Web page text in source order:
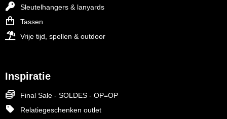
Sleutelhangers & lanyards
Tassen
Vrije tijd, spellen & outdoor
Inspiratie
Final Sale - SOLDES - OP=OP
Relatiegeschenken outlet